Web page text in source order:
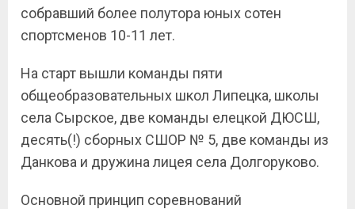
собравший более полутора юных сотен
спортсменов 10-11 лет.
На старт вышли команды пяти
общеобразовательных школ Липецка, школы
села Сырское, две команды елецкой ДЮСШ,
десять(!) сборных СШОР № 5, две команды из
Данкова и дружина лицея села Долгоруково.
Основной принцип соревнований